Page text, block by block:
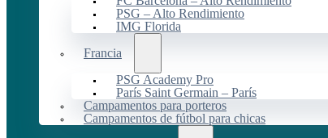
PSG – Alto Rendimiento
IMG Florida
Francia
PSG Academy Pro
París Saint Germain – París
Campamentos para porteros
Campamentos de fútbol para chicas